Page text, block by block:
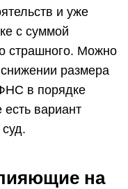
и уже
с суммой
страшного. Можно
размера
в порядке
вариант
на